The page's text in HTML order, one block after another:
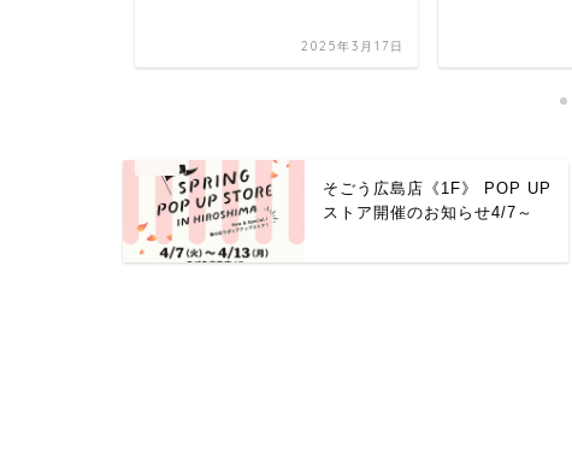
2025年3月17日
そごう広島店《1F》 POP UP
ストア開催のお知らせ4/7～